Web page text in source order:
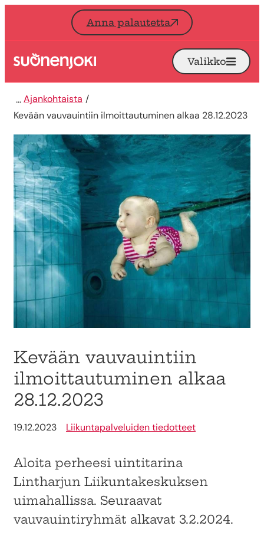
Siirry sisältöön
Anna palautetta
Etusivu Avaa
Valikko
Ajankohtaista
Kevään vauvauintiin ilmoittautuminen alkaa 28.12.2023
Kevään vauvauintiin
ilmoittautuminen alkaa
28.12.2023
19.12.2023 Liikuntapalveluiden tiedotteet
Aloita perheesi uintitarina
Lintharjun Liikuntakeskuksen
uimahallissa. Seuraavat
vauvauintiryhmät alkavat 3.2.2024.